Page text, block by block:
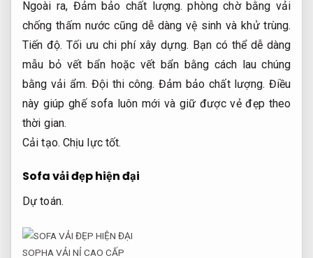
Ngoài ra, Đảm bảo chất lượng. phòng chờ bằng vải
chống thấm nước cũng dễ dàng vệ sinh và khử trùng.
Tiến độ. Tối ưu chi phí xây dựng. Bạn có thể dễ dàng
mẫu bỏ vết bẩn hoặc vết bẩn bằng cách lau chúng
bằng vải ẩm.Đội thi công. Đảm bảo chất lượng. Điều
này giúp ghế sofa luôn mới và giữ được vẻ đẹp theo
thời gian.
Cải tạo. Chịu lực tốt.
Sofa vải đẹp hiện đại
Dự toán.
SOPHA VẢI NỈ CAO CẤP